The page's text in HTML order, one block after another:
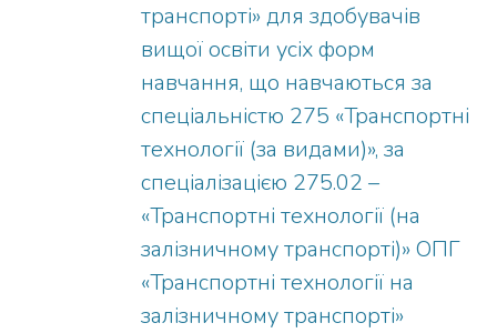
транспорті» для здобувачів
вищої освіти усіх форм
навчання, що навчаються за
спеціальністю 275 «Транспортні
технології (за видами)», за
спеціалізацією 275.02 –
«Транспортні технології (на
залізничному транспорті)» ОПГ
«Транспортні технології на
залізничному транспорті»